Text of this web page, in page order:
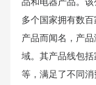
多个国家拥有数百
产品而闻名，产
域。其产品线包
等，满足了不同消